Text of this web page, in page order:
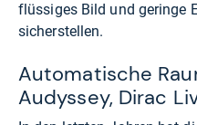
flüssiges Bild und geringe
sicherstellen.
Automatische
Audyssey, Dirac